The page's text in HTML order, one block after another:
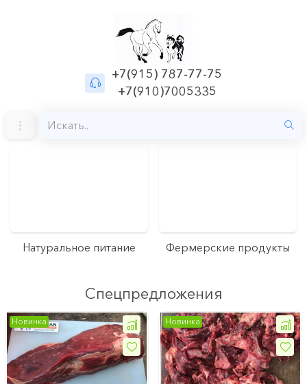
+7(915) 787-77-75
+7(910)7005335
Натуральное питание Фермерские продукты
Спецпредложения
Новинка Новинка